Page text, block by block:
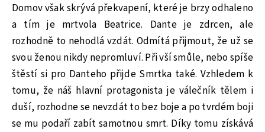
Domov však skrývá překvapení, které je brzy odhaleno
a tím je mrtvola Beatrice. Dante je zdrcen, ale
rozhodně to nehodlá vzdát. Odmítá přijmout, že už se
svou ženou nikdy nepromluví. Při vší smůle, nebo spíše
štěstí si pro Danteho přijde Smrtka také. Vzhledem k
tomu, že náš hlavní protagonista je válečník tělem i
duší, rozhodne se nevzdát to bez boje a po tvrdém boji
se mu podaří zabít samotnou smrt. Díky tomu získává